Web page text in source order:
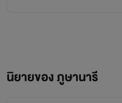
นิยายของ ภูษานารี